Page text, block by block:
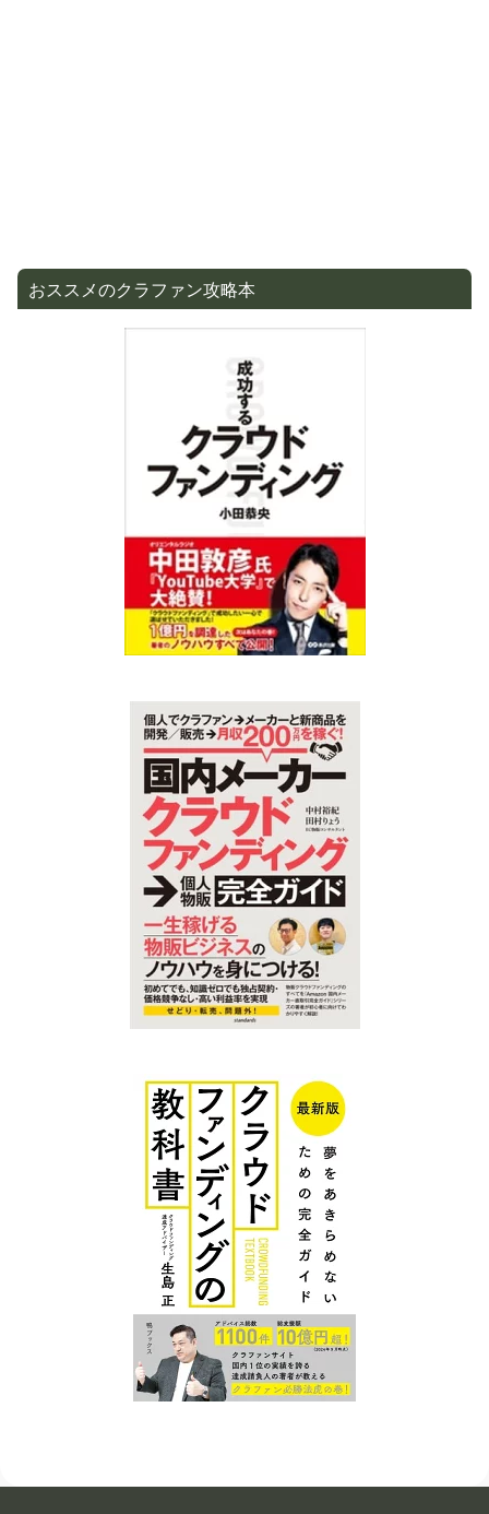
告知、拡散す
クラファン
プレイスに
ついて